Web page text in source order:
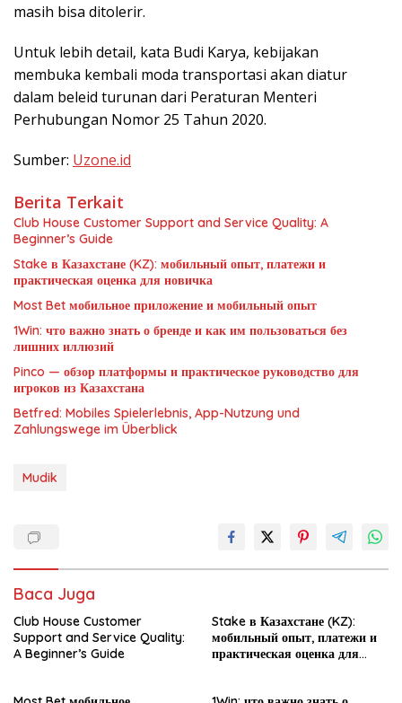
masih bisa ditolerir.
Untuk lebih detail, kata Budi Karya, kebijakan
membuka kembali moda transportasi akan diatur
dalam beleid turunan dari Peraturan Menteri
Perhubungan Nomor 25 Tahun 2020.
Sumber: Uzone.id
Berita Terkait
Club House Customer Support and Service Quality: A
Beginner’s Guide
Stake в Казахстане (KZ): мобильный опыт, платежи и
практическая оценка для новичка
Most Bet мобильное приложение и мобильный опыт
1Win: что важно знать о бренде и как им пользоваться без
лишних иллюзий
Pinco — обзор платформы и практическое руководство для
игроков из Казахстана
Betfred: Mobiles Spielerlebnis, App-Nutzung und
Zahlungswege im Überblick
Mudik
Baca Juga
Club House Customer
Support and Service Quality:
A Beginner’s Guide
Stake в Казахстане (KZ):
мобильный опыт, платежи и
практическая оценка для